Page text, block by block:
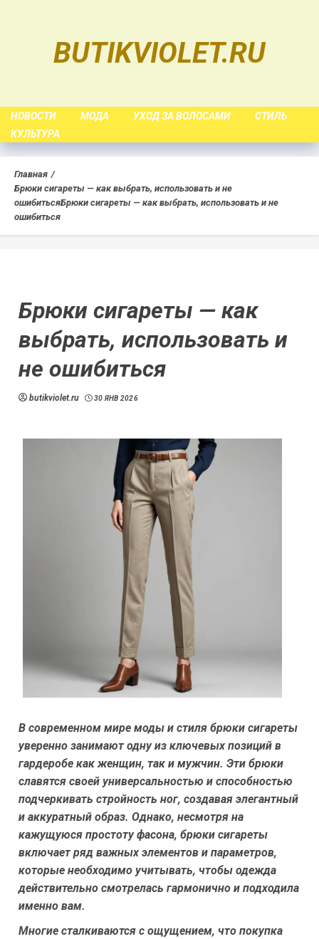
BUTIKVIOLET.RU
НОВОСТИ МОДА УХОД ЗА ВОЛОСАМИ
СТИЛЬ
КУЛЬТУРА
Главная
Брюки сигареты — как выбрать, использовать и не
ошибитьсяБрюки сигареты — как выбрать, использовать и не
ошибиться
Брюки сигареты — как
выбрать, использовать и
не ошибиться
butikviolet.ru 30 ЯНВ 2026
В современном мире моды и стиля брюки сигареты
уверенно занимают одну из ключевых позиций в
гардеробе как женщин, так и мужчин. Эти брюки
славятся своей универсальностью и способностью
подчеркивать стройность ног, создавая элегантный
и аккуратный образ. Однако, несмотря на
кажущуюся простоту фасона, брюки сигареты
включает ряд важных элементов и параметров,
которые необходимо учитывать, чтобы одежда
действительно смотрелась гармонично и подходила
именно вам.
Многие сталкиваются с ощущением, что покупка